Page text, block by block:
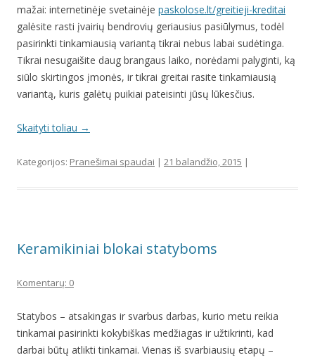
mažai: internetinėje svetainėje paskolose.lt/greitieji-kreditai
galėsite rasti įvairių bendrovių geriausius pasiūlymus, todėl
pasirinkti tinkamiausią variantą tikrai nebus labai sudėtinga.
Tikrai nesugaišite daug brangaus laiko, norėdami palyginti, ką
siūlo skirtingos įmonės, ir tikrai greitai rasite tinkamiausią
variantą, kuris galėtų puikiai pateisinti jūsų lūkesčius.
Skaityti toliau →
Kategorijos: Pranešimai spaudai | 21 balandžio, 2015 |
Keramikiniai blokai statyboms
Komentarų: 0
Statybos – atsakingas ir svarbus darbas, kurio metu reikia
tinkamai pasirinkti kokybiškas medžiagas ir užtikrinti, kad
darbai būtų atlikti tinkamai. Vienas iš svarbiausių etapų –